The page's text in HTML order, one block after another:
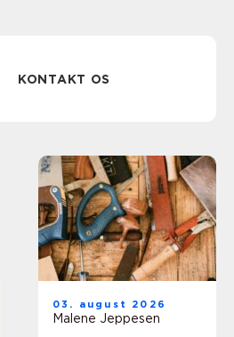
KONTAKT OS
03. august 2026
Malene Jeppesen